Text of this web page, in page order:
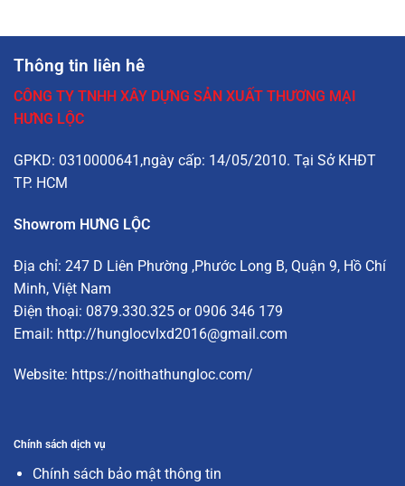
Thông tin liên hê
CÔNG TY TNHH XÂY DỰNG SẢN XUẤT THƯƠNG MẠI
HƯNG LỘC
GPKD: 0310000641,ngày cấp: 14/05/2010. Tại Sở KHĐT
TP. HCM
Showrom HƯNG LỘC
Địa chỉ: 247 D Liên Phường ,Phước Long B, Quận 9, Hồ Chí
Minh, Việt Nam
Điện thoại: 0879.330.325 or 0906 346 179
Email: http://hunglocvlxd2016@gmail.com
Website: https://noithathungloc.com/
Chính sách dịch vụ
Chính sách bảo mật thông tin